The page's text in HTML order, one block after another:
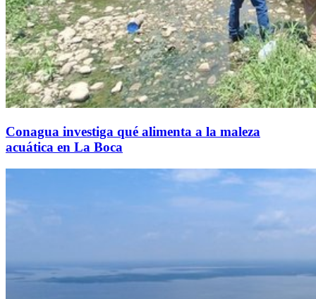
Conagua investiga qué alimenta a la maleza
acuática en La Boca